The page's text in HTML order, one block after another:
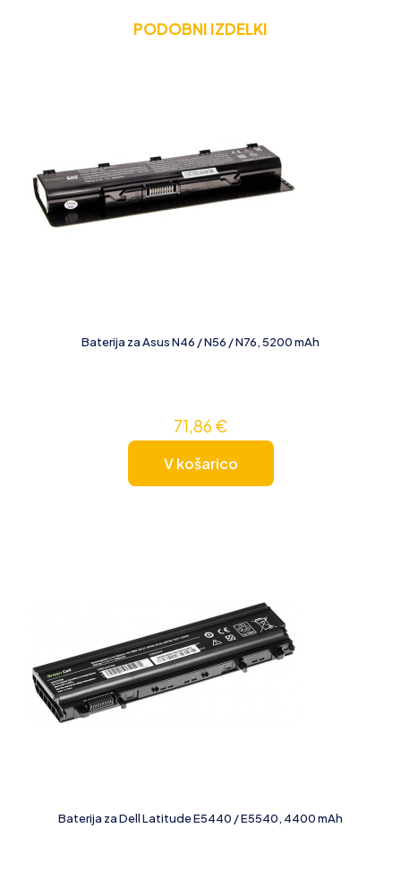
PODOBNI IZDELKI
Baterija za Asus N46 / N56 / N76, 5200 mAh
71,86€
V košarico
Baterija za Dell Latitude E5440 / E5540, 4400 mAh